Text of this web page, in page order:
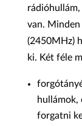
rádióhullám,
van. Minden
(2450MHz)
ki. Két féle
hullámok,
forgatni